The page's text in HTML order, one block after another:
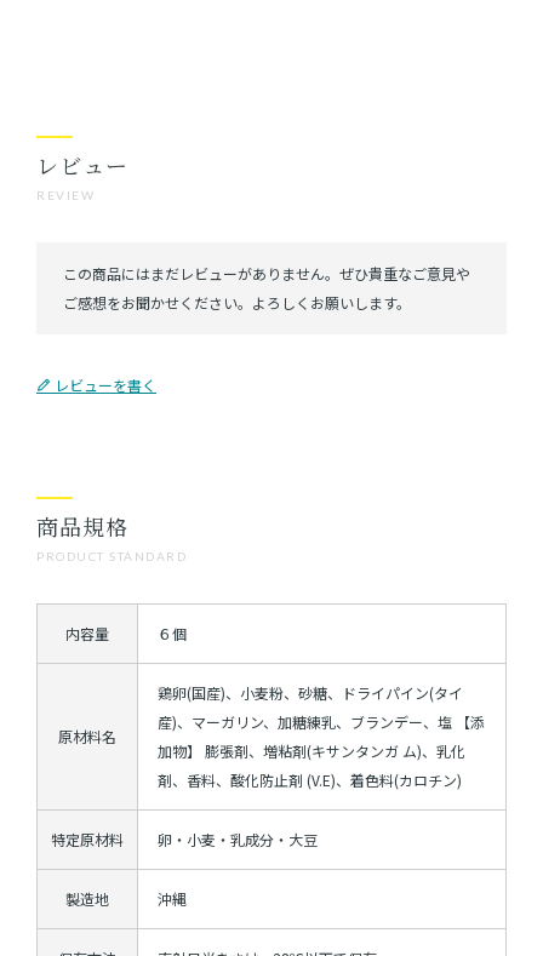
REVIEW
レビュー
レビューを書く
PRODUCT STANDARD
商品規格
内容量 ６個
原材料名
鶏卵(国産)、小麦粉、砂糖、ドライパイン(タイ
産)、マーガリン、加糖練乳、ブランデー、塩 【添
加物】 膨張剤、増粘剤(キサンタンガ ム)、乳化
剤、香料、酸化防止剤 (V.E)、着色料(カロチン)
特定原材料 卵・小麦・乳成分・大豆
製造地 沖縄